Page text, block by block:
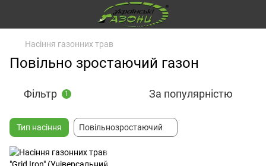
Насіння газонних трав
Повільно зростаючий газон
Фільтр 1 За популярністю
Тип насіння Повільнозростаючий